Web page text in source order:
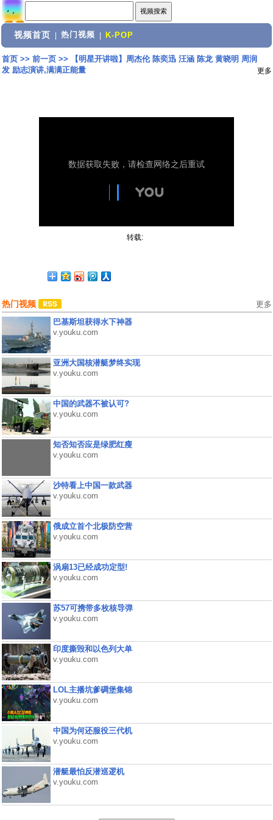
视频首页 热门视频 K-POP
首页>> 前一页>>
【明星开讲啦】周杰伦 陈奕迅 汪涵 陈龙 黄晓明 周润
发 励志演讲,满满正能量
更多
转载:
热门视频 更多
巴基斯坦获得水下神器
v.youku.com
亚洲大国核潜艇梦终实现
v.youku.com
中国的武器不被认可?
v.youku.com
知否知否应是绿肥红瘦
v.youku.com
沙特看上中国一款武器
v.youku.com
俄成立首个北极防空营
v.youku.com
涡扇13已经成功定型!
v.youku.com
苏57可携带多枚核导弹
v.youku.com
印度撕毁和以色列大单
v.youku.com
LOL主播坑爹碉堡集锦
v.youku.com
中国为何还服役三代机
v.youku.com
潜艇最怕反潜巡逻机
v.youku.com